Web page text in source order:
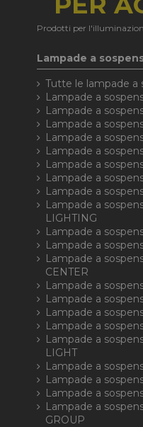
Prodotti per
Lampade a
Tutte le lampade a
Lampade a
Lampade a
Lampade a
Lampade a
Lampade a
Lampade a
Lampade a
Lampade a
Lampade a
LIGHTING
Lampade a
Lampade a
Lampade a
CENTER
Lampade a
Lampade a
Lampade a
Lampade a
Lampade a
LIGHT
Lampade a
Lampade a
Lampade a
Lampade a
GROUP